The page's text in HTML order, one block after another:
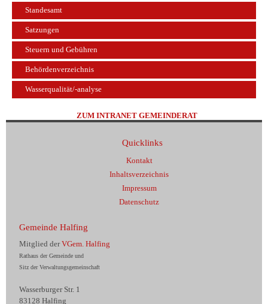
Standesamt
Satzungen
Steuern und Gebühren
Behördenverzeichnis
Wasserqualität/-analyse
ZUM INTRANET GEMEINDERAT
Quicklinks
Kontakt
Inhaltsverzeichnis
Impressum
Datenschutz
Gemeinde Halfing
Mitglied derVGem. Halfing
Rathaus der Gemeinde und
Sitz der Verwaltungsgemeinschaft
Wasserburger Str. 1
83128 Halfing